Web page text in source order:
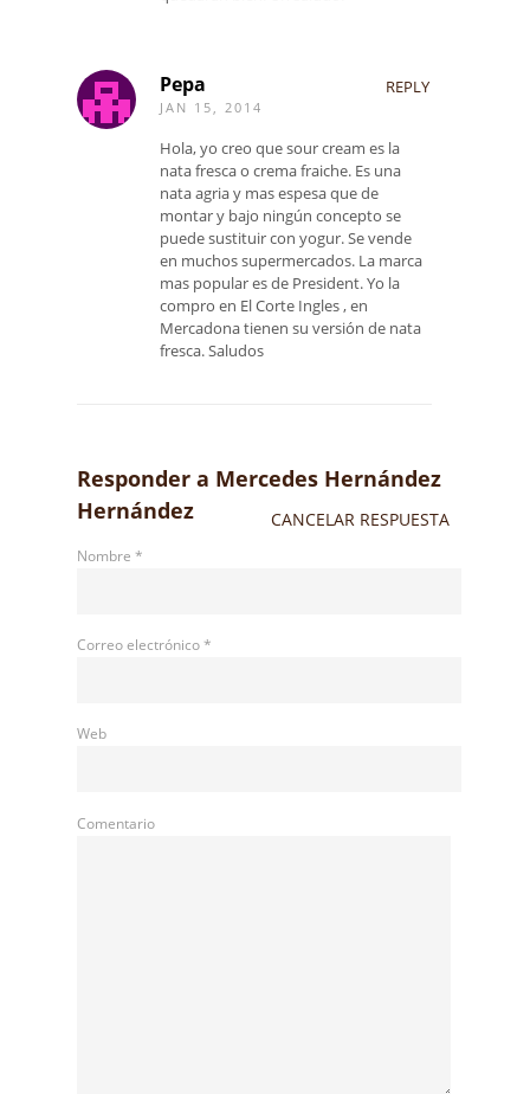
Pepa
JAN 15, 2014
REPLY
Hola, yo creo que sour cream es la
nata fresca o crema fraiche. Es una
nata agria y mas espesa que de
montar y bajo ningún concepto se
puede sustituir con yogur. Se vende
en muchos supermercados. La marca
mas popular es de President. Yo la
compro en El Corte Ingles , en
Mercadona tienen su versión de nata
fresca. Saludos
Responder a Mercedes Hernández
Hernández
CANCELAR RESPUESTA
Nombre *
Correo electrónico*
Web
Comentario